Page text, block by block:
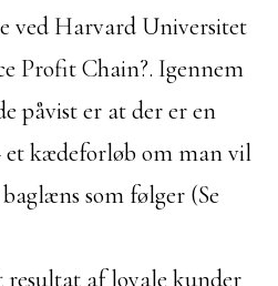
ved Harvard Universitet
Profit Chain?. Igennem
påvist er at der er en
kædeforløb om man vil
som følger (Se
resultat af loyale kunder